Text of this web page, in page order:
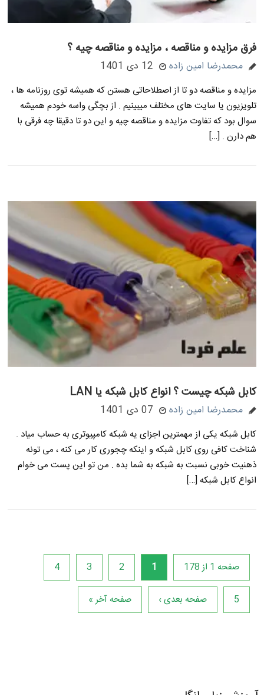
فرق مزایده و مناقصه ، مزایده و مناقصه چیه ؟
محمدرضا امین زاده 12 دی 1401
مزایده و مناقصه دو تا از اصطلاحاتی هستن که همیشه توی روزنامه ها ،
تلویزیون یا سایت های مختلف میبینیم . از بچگی واسه خودم همیشه
سوال بود که تفاوت مزایده و مناقصه چیه و این دو تا دقیقا چه فرقی با
هم دارن . […]
کابل شبکه چیست ؟ انواع کابل شبکه یا LAN
محمدرضا امین زاده 07 دی 1401
کابل شبکه یکی از مهمترین اجزای یه شبکه کامپیوتری به حساب میاد .
شناخت کافی روی کابل شبکه و اینکه چجوری کار می کنه ، می تونه
ذهنیت خوبی نسبت به شبکه به شما بده . من تو این پست می خوام
انواع کابل شبکه […]
صفحه 1 از 178 1
2
3
4
5 صفحه بعدی › صفحه آخر »